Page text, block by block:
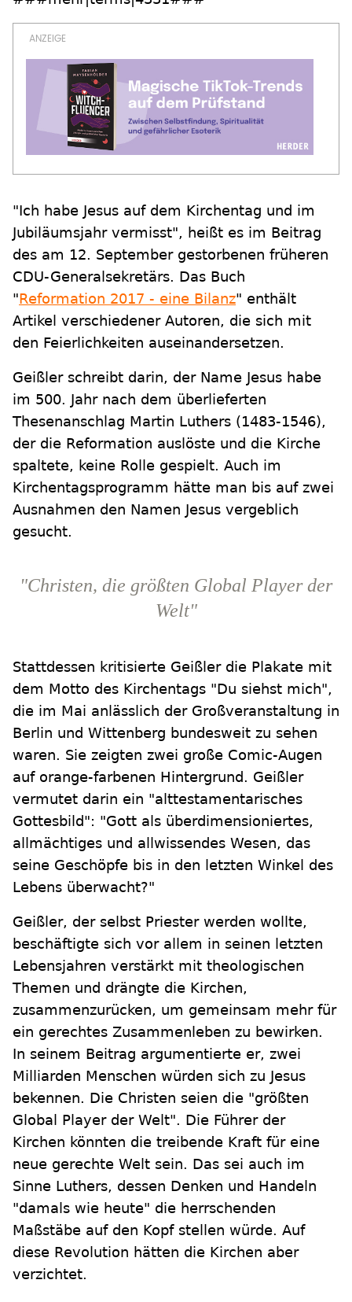
"Ich habe Jesus auf dem Kirchentag und im
Jubiläumsjahr vermisst", heißt es im Beitrag
des am 12. September gestorbenen früheren
CDU-Generalsekretärs. Das Buch
"Reformation 2017 - eine Bilanz" enthält
Artikel verschiedener Autoren, die sich mit
den Feierlichkeiten auseinandersetzen.
Geißler schreibt darin, der Name Jesus habe
im 500. Jahr nach dem überlieferten
Thesenanschlag Martin Luthers (1483-1546),
der die Reformation auslöste und die Kirche
spaltete, keine Rolle gespielt. Auch im
Kirchentagsprogramm hätte man bis auf zwei
Ausnahmen den Namen Jesus vergeblich
gesucht.
"Christen, die größten Global Player der
Welt"
Stattdessen kritisierte Geißler die Plakate mit
dem Motto des Kirchentags "Du siehst mich",
die im Mai anlässlich der Großveranstaltung in
Berlin und Wittenberg bundesweit zu sehen
waren. Sie zeigten zwei große Comic-Augen
auf orange-farbenen Hintergrund. Geißler
vermutet darin ein "alttestamentarisches
Gottesbild": "Gott als überdimensioniertes,
allmächtiges und allwissendes Wesen, das
seine Geschöpfe bis in den letzten Winkel des
Lebens überwacht?"
Geißler, der selbst Priester werden wollte,
beschäftigte sich vor allem in seinen letzten
Lebensjahren verstärkt mit theologischen
Themen und drängte die Kirchen,
zusammenzurücken, um gemeinsam mehr für
ein gerechtes Zusammenleben zu bewirken.
In seinem Beitrag argumentierte er, zwei
Milliarden Menschen würden sich zu Jesus
bekennen. Die Christen seien die "größten
Global Player der Welt". Die Führer der
Kirchen könnten die treibende Kraft für eine
neue gerechte Welt sein. Das sei auch im
Sinne Luthers, dessen Denken und Handeln
"damals wie heute" die herrschenden
Maßstäbe auf den Kopf stellen würde. Auf
diese Revolution hätten die Kirchen aber
verzichtet.